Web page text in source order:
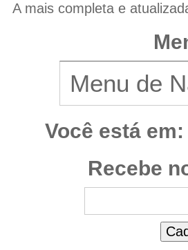
A mais completa e
Você está em:
Recebe